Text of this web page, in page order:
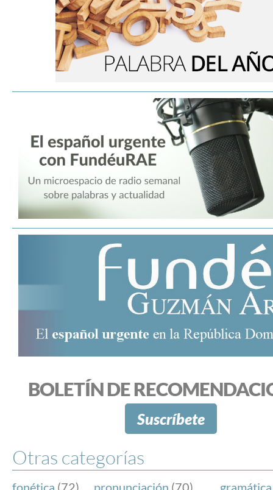
BOLETÍN DE
Suscríbete
Otras categorías
fonética (72) pronunciación (70) gramática